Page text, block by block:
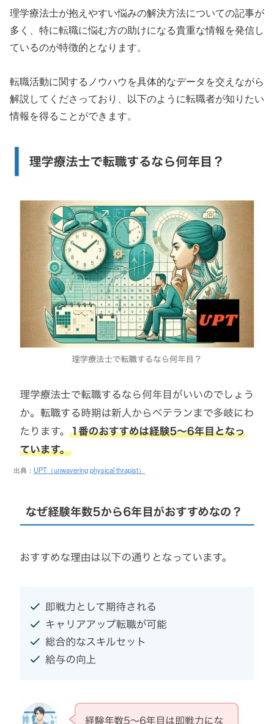
理学療法士が抱えやすい悩みの解決方法についての記事が
多く、特に転職に悩む方の助けになる貴重な情報を発信し
ているのが特徴的となります。
転職活動に関するノウハウを具体的なデータを交えながら
解説してくださっており、以下のように転職者が知りたい
情報を得ることができます。
出典： UPT（unwavering physical thrapist）